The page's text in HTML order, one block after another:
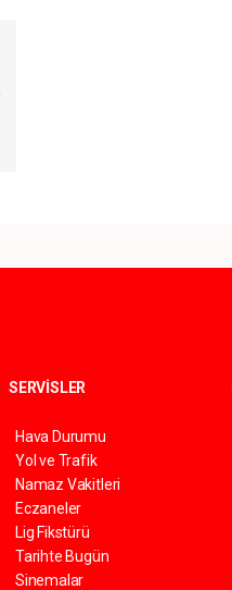
SERVİSLER
Hava Durumu
Yol ve Trafik
Namaz Vakitleri
Eczaneler
Lig Fikstürü
Tarihte Bugün
Sinemalar